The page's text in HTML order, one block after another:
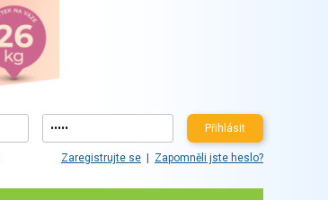
Přihlásit
Zaregistrujte se Zapomněli jste heslo?